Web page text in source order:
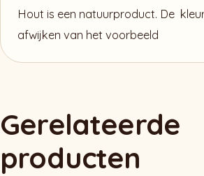
Hout is een natuurproduct. De
afwijken van het voorbeeld
Gerelateerde
producten